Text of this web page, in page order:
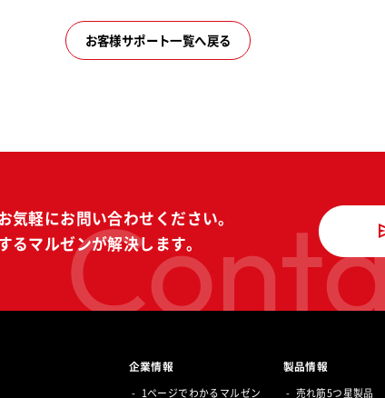
お客様サポート一覧へ戻る
気軽にお問い合わせください。
るマルゼンが解決します。
企業情報
1ページでわかるマルゼン
製品情報
売れ筋5つ星製品